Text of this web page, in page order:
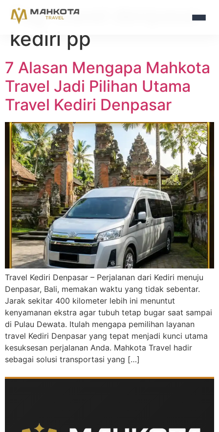
Tag:travel denpasar
kediri pp
7 Alasan Mengapa Mahkota
Travel Jadi Pilihan Utama
Travel Kediri Denpasar
Travel Kediri Denpasar – Perjalanan dari Kediri menuju
Denpasar, Bali, memakan waktu yang tidak sebentar.
Jarak sekitar 400 kilometer lebih ini menuntut
kenyamanan ekstra agar tubuh tetap bugar saat sampai
di Pulau Dewata. Itulah mengapa pemilihan layanan
travel Kediri Denpasar yang tepat menjadi kunci utama
kesuksesan perjalanan Anda. Mahkota Travel hadir
sebagai solusi transportasi yang […]